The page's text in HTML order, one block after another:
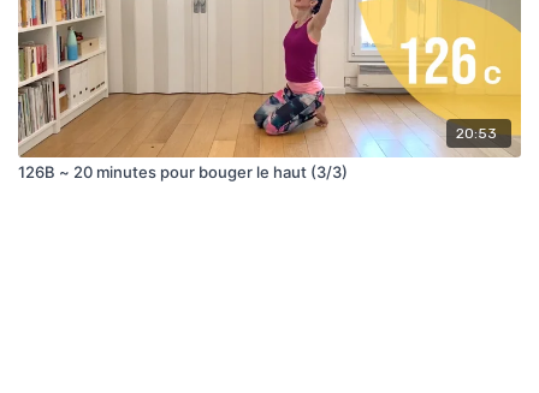
20:53
126B ~ 20 minutes pour bouger le haut (3/3)